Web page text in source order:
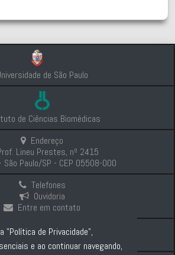
de São Paulo
de Ciências Biomédicas
Endereço
Lineu Prestes, nº 2415
São Paulo/SP - CEP 05508-000
Telefones
Ouvidoria
Entre em contato
Intranet
Comunicação e Imprensa
"Política de Privacidade",
e ao continuar navegando,